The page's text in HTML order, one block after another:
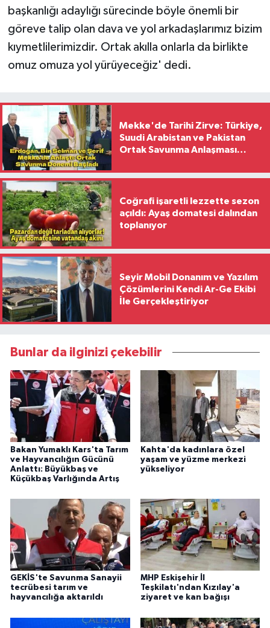
başkanlığı adaylığı sürecinde böyle önemli bir
göreve talip olan dava ve yol arkadaşlarımız bizim
kıymetlilerimizdir. Ortak akılla onlarla da birlikte
omuz omuza yol yürüyeceğiz' dedi.
Mekke'de Tarihi Zirve: Türkiye,
Suudi Arabistan ve Pakistan
Ortak Savunma Anlaşması
Coğrafi işaretli lezzette sezon
açıldı: Ayaş domatesi dalından
toplanıyor
Seyir Mobil Donanım ve Yazılım
Çözümlerini Kendi Ar-Ge Ekibi
İle Gerçekleştiriyor
Bunlar da ilginizi çekebilir
Bakan Yumaklı Kars'ta Tarım
ve Hayvancılığın Gücünü
Anlattı: Büyükbaş ve
Küçükbaş Varlığında Artış
Kahta'da kadınlara özel
yaşam ve yüzme merkezi
yükseliyor
GEKİS'te Savunma Sanayii
tecrübesi tarım ve
hayvancılığa aktarıldı
MHP Eskişehir İl
Teşkilatı'ndan Kızılay'a
ziyaret ve kan bağışı